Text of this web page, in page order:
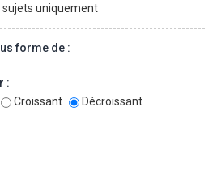
uniquement
forme de :
:
Croissant
Décroissant